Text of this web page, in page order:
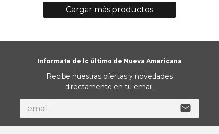
Informate de lo último de Nueva Americana
Recibe nuestras ofertas y novedades
directamente en tu email.